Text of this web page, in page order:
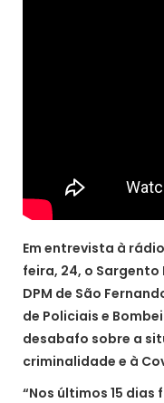
Em entrevista à
feira, 24, o
DPM de São
de Policiais e
desabafo sobre a
criminalidade e à
“Nos últimos 15